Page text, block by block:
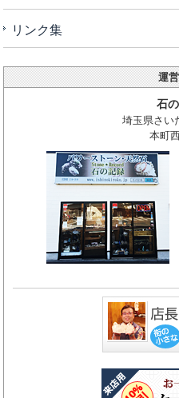
リンク集
運
石
埼玉県さい
本町